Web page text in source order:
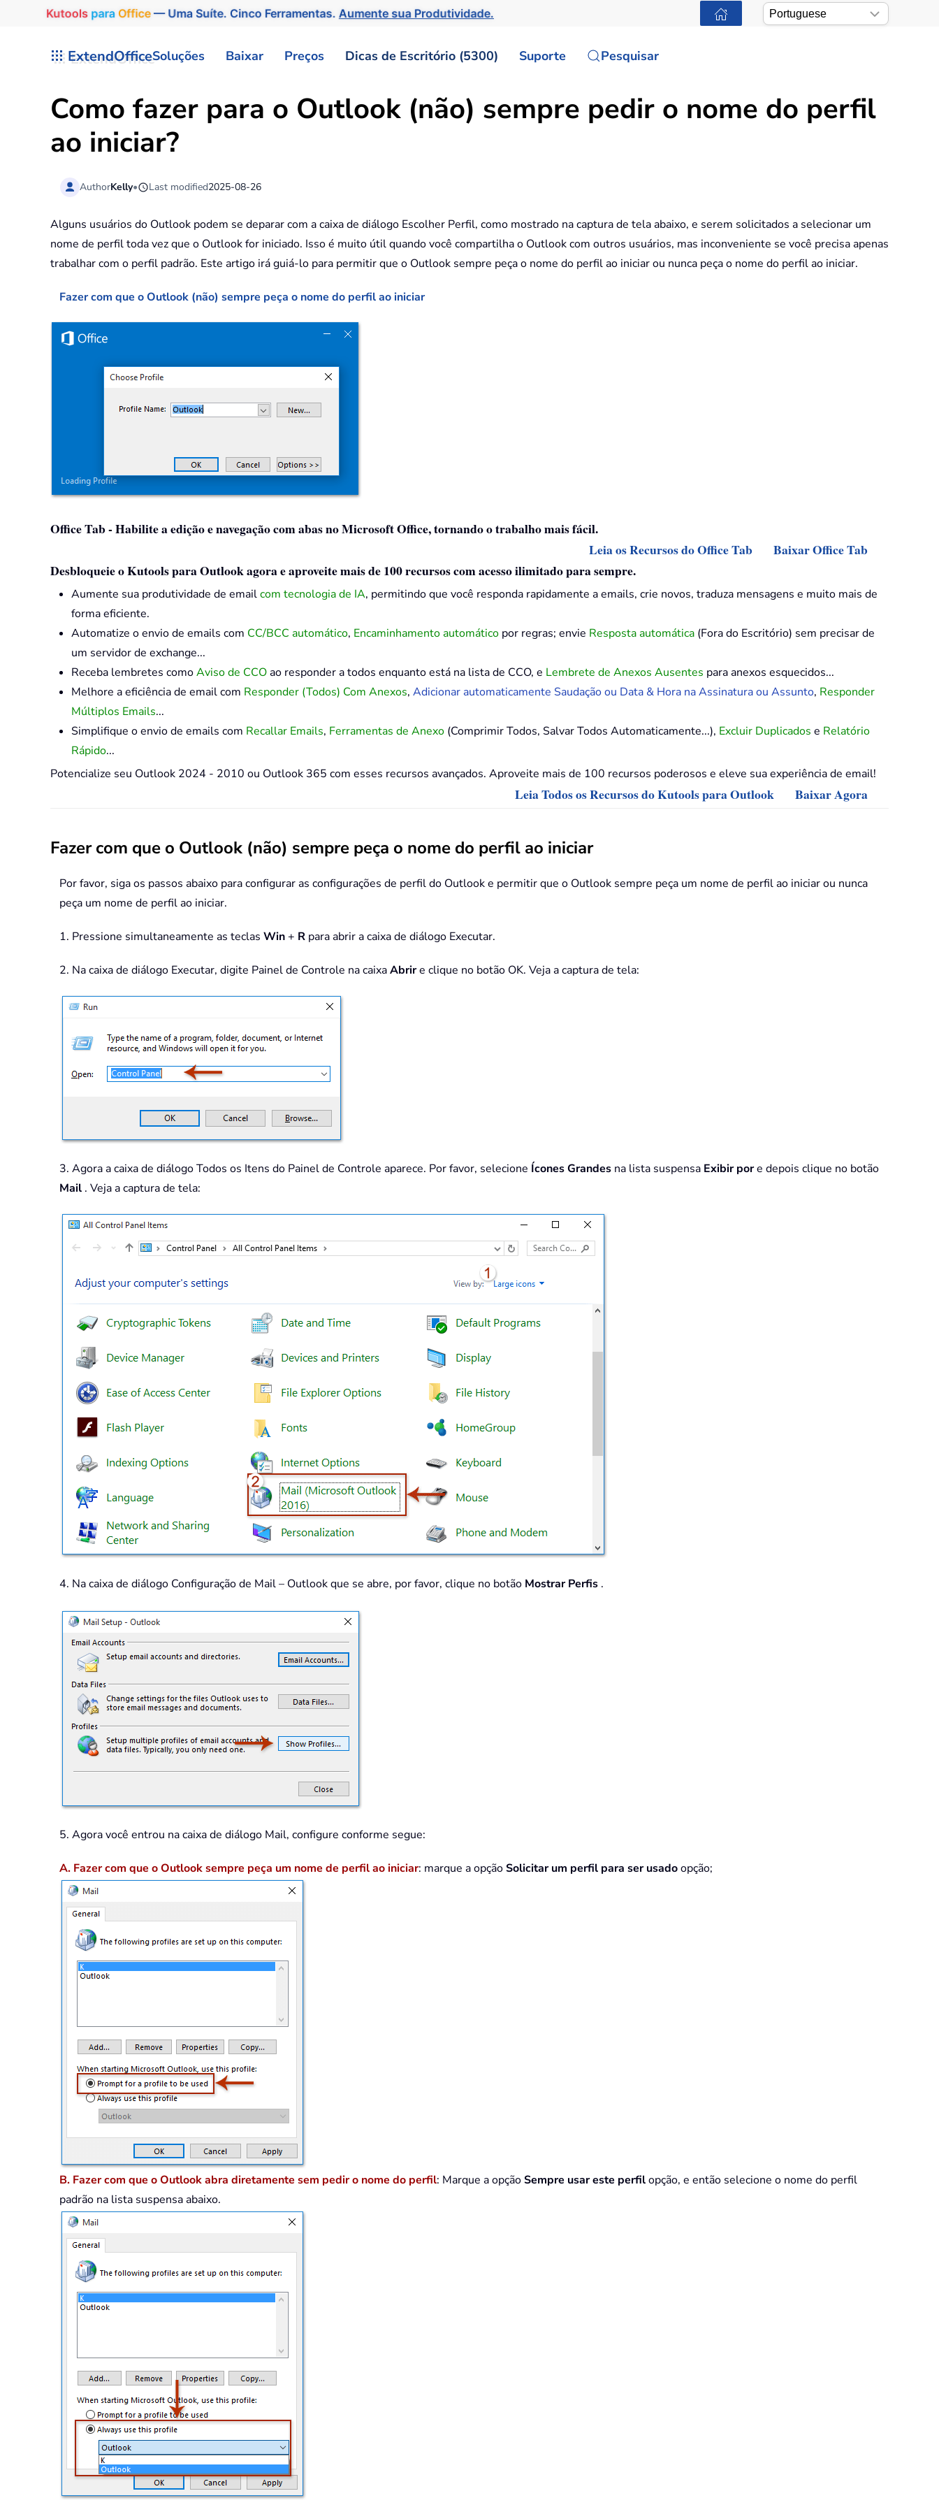
Kutools para Office— Uma Suíte. Cinco Ferramentas.Aumente sua Produtividade.
ExtendOfficeSoluções Baixar Preços Dicas de Escritório (5300) Suporte Pesquisar
Como fazer para o Outlook (não) sempre pedir o nome do perfil
ao iniciar?
AuthorKelly• Last modified2025-08-26
Alguns usuários do Outlook podem se deparar com a caixa de diálogo Escolher Perfil, como mostrado na captura de tela abaixo, e serem solicitados a selecionar um
nome de perfil toda vez que o Outlook for iniciado. Isso é muito útil quando você compartilha o Outlook com outros usuários, mas inconveniente se você precisa apenas
trabalhar com o perfil padrão. Este artigo irá guiá-lo para permitir que o Outlook sempre peça o nome do perfil ao iniciar ou nunca peça o nome do perfil ao iniciar.
Fazer com que o Outlook (não) sempre peça o nome do perfil ao iniciar
Office Tab - Habilite a edição e navegação com abas no Microsoft Office, tornando o trabalho mais fácil.
Leia os Recursos do Office Tab
Baixar Office Tab
Desbloqueie o Kutools para Outlook agora e aproveite mais de 100 recursos com acesso ilimitado para sempre.
Aumente sua produtividade de emailcom tecnologia de IA, permitindo que você responda rapidamente a emails, crie novos, traduza mensagens e muito mais de
forma eficiente.
Automatize o envio de emails com CC/BCC automático, Encaminhamento automático por regras; envie Resposta automática (Fora do Escritório) sem precisar de
um servidor de exchange...
Receba lembretes comoAviso de CCOao responder a todos enquanto está na lista de CCO, e Lembrete de Anexos Ausentes para anexos esquecidos...
Melhore a eficiência de email com Responder (Todos) Com Anexos, Adicionar automaticamente Saudação ou Data & Hora na Assinatura ou Assunto, Responder
Múltiplos Emails...
Simplifique o envio de emails com Recallar Emails, Ferramentas de Anexo (Comprimir Todos, Salvar Todos Automaticamente...), Excluir Duplicados e Relatório
Rápido...
Potencialize seu Outlook 2024 - 2010 ou Outlook 365 com esses recursos avançados. Aproveite mais de 100 recursos poderosos e eleve sua experiência de email!
Leia Todos os Recursos do Kutools para Outlook Baixar Agora
Fazer com que o Outlook (não) sempre peça o nome do perfil ao iniciar
Por favor, siga os passos abaixo para configurar as configurações de perfil do Outlook e permitir que o Outlook sempre peça um nome de perfil ao iniciar ou nunca
peça um nome de perfil ao iniciar.
1. Pressione simultaneamente as teclas Win+ R para abrir a caixa de diálogo Executar.
2. Na caixa de diálogo Executar, digite Painel de Controle na caixaAbrire clique no botão OK. Veja a captura de tela:
3. Agora a caixa de diálogo Todos os Itens do Painel de Controle aparece. Por favor, selecione Ícones Grandes na lista suspensa Exibir pore depois clique no botão
Mail . Veja a captura de tela:
4. Na caixa de diálogo Configuração de Mail – Outlook que se abre, por favor, clique no botão Mostrar Perfis .
5. Agora você entrou na caixa de diálogo Mail, configure conforme segue:
A. Fazer com que o Outlook sempre peça um nome de perfil ao iniciar: marque a opçãoSolicitar um perfil para ser usadoopção;
B. Fazer com que o Outlook abra diretamente sem pedir o nome do perfil: Marque a opçãoSempre usar este perfilopção, e então selecione o nome do perfil
padrão na lista suspensa abaixo.